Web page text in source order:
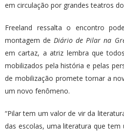
em circulação por grandes teatros
Freeland ressalta o encontro
montagem de Diário de Pilar na
em cartaz, a atriz lembra que
mobilizados pela história e pelas
de mobilização promete tornar a
um novo fenômeno.
“Pilar tem um valor de vir da
das escolas, uma literatura que